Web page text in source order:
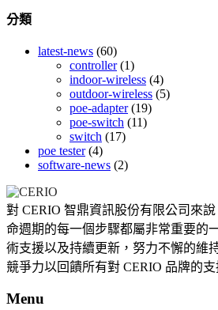
分類
latest-news (60)
controller(1)
indoor-wireless (4)
outdoor-wireless (5)
poe-adapter(19)
poe-switch (11)
switch (17)
poe tester(4)
software-news (2)
對 CERIO 智鼎資訊股份有限公司來
命週期的每一個步驟都屬非常重要的
術支援以及持續更新，努力不懈的維
競爭力以回饋所有對 CERIO 品牌的支
Menu